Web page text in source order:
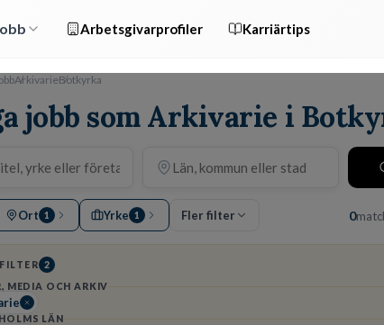
Arbetsgivarprofiler Karriärtips
ArkivarieBotkyrka
jobb som Arkivarie i
Ort 1 Yrke 1 Fler filter 0
2
MEDIA OCH ARKIV
LÄN